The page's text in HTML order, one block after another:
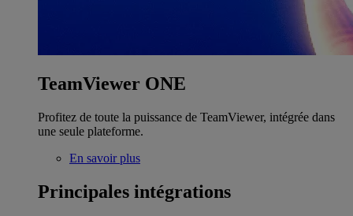
TeamViewer ONE
Profitez de toute la puissance de TeamViewer, intégrée dans
une seule plateforme.
En savoir plus
Principales intégrations